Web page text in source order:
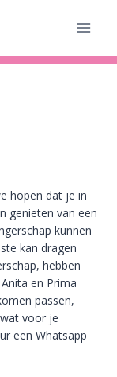
hopen dat je in
genieten van een
kunnen
kan dragen
hebben
en Prima
passen,
voor je
een Whatsapp